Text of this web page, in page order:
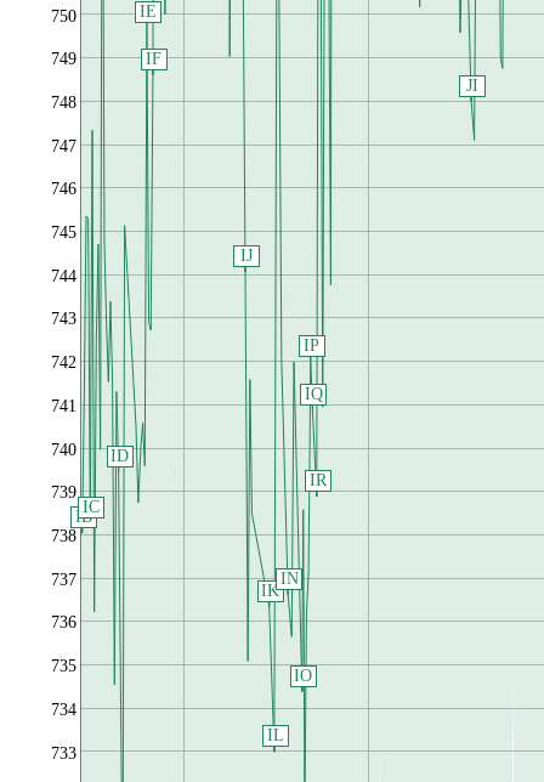
733
734
735
736
737
738
739
740
741
742
743
744
745
746
747
748
749
750
IB
IC
ID
IE
IF
IJ
IK
IL
IN
IO
IP
IQ
IR
JI